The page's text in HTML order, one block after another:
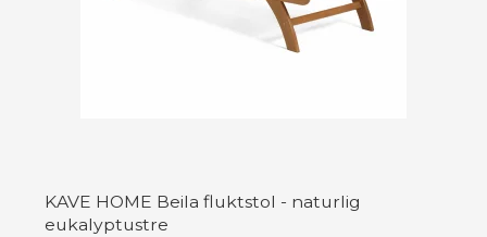
KAVE HOME Beila fluktstol - naturlig
eukalyptustre